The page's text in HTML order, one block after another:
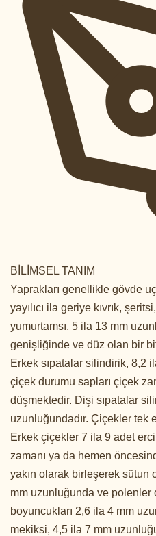
BİLİMSEL TANIM
Yaprakları genellikle gövde
yayılıcı ila geriye kıvrık,
yumurtamsı, 5 ila 13 mm
genişliğinde ve düz olan bir
Erkek sıpatalar silindirik, 8,2
çiçek durumu sapları çiçek
düşmektedir. Dişi sıpatalar
uzunluğundadır. Çiçekler tek
Erkek çiçekler 7 ila 9 adet
zamanı ya da hemen
yakın olarak birleşerek sütun
mm uzunluğunda ve polenler
boyuncukları 2,6 ila 4 mm
mekiksi, 4,5 ila 7 mm